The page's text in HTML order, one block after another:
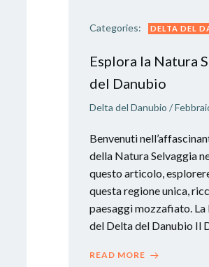
Categories: DELTA DEL
Esplora la Natura
del Danubio
Delta del Danubio /
Benvenuti
della Natura Selvaggia
questo articolo,
questa regione unica,
paesaggi mozzafiato.
del Delta del Danubio Il
READ MORE